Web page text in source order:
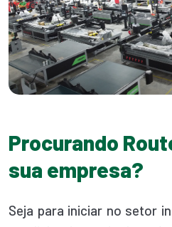
Procurando
sua empresa?
Seja para iniciar no setor